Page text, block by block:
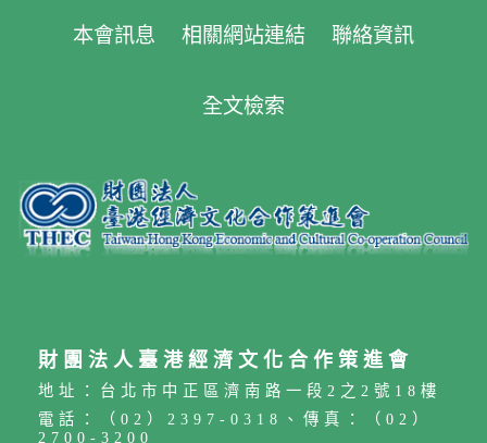
12月8日至15日在西門紅樓展出，讓這些來自港
澳朋友的影像與文字，不只停留在社群平台，也
看見台灣美麗真實而多元的樣貌。 第六屆港覺濠
臺IG圖文徵選活動資訊 • 報名網站：
gangjuehaotai2026@gmail.com .jpg報名網站
本會訊息 相關網站連結 聯絡資訊
全文檢索
財團法人臺港經濟文化合作策進會
地址：台北市中正區濟南路一段2之2號18樓
電話：（02）2397-0318、傳真：（02）
2700-3200